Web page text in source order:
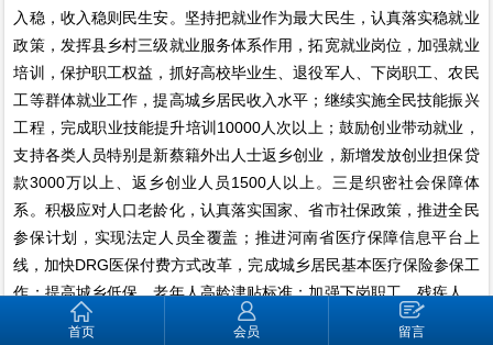
入稳，收入稳则民生安。坚持把就业作为最大民生，认真落实稳就业
政策，发挥县乡村三级就业服务体系作用，拓宽就业岗位，加强就业
培训，保护职工权益，抓好高校毕业生、退役军人、下岗职工、农民
工等群体就业工作，提高城乡居民收入水平；继续实施全民技能振兴
工程，完成职业技能提升培训10000人次以上；鼓励创业带动就业，
支持各类人员特别是新蔡籍外出人士返乡创业，新增发放创业担保贷
款3000万以上、返乡创业人员1500人以上。三是织密社会保障体
系。积极应对人口老龄化，认真落实国家、省市社保政策，推进全民
参保计划，实现法定人员全覆盖；推进河南省医疗保障信息平台上
线，加快DRG医保付费方式改革，完成城乡居民基本医疗保险参保工
作；提高城乡低保、老年人高龄津贴标准；加强下岗职工、残疾人、
留守妇女儿童、老年人关爱服务，加快社区居家养老服务设施建设，
首页 会员 留言